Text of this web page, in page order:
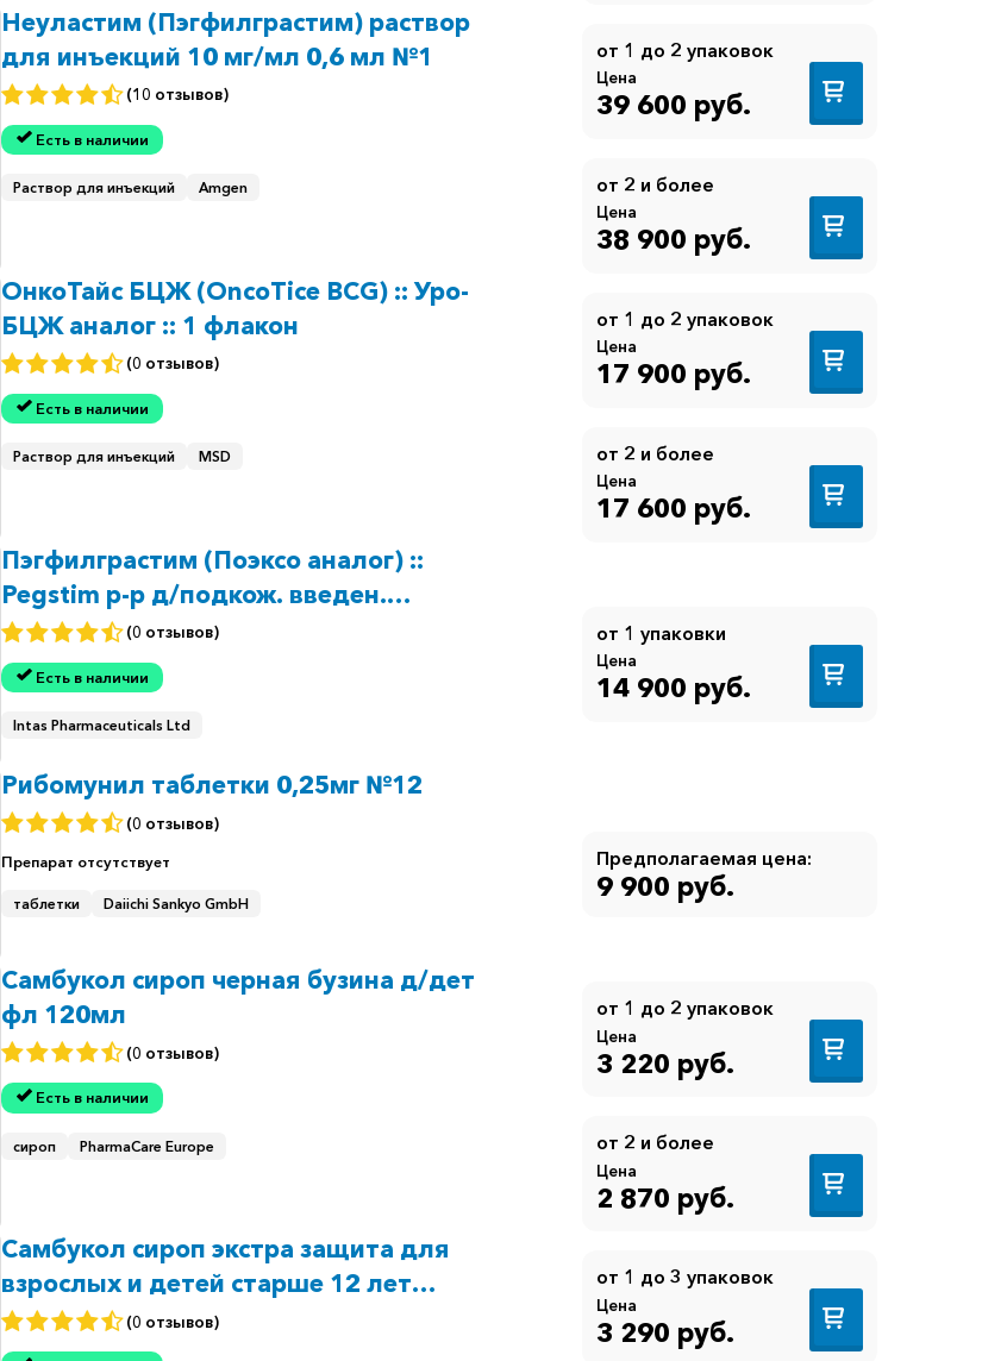
Неуластим (Пэгфилграстим) раствор
для инъекций 10 мг/мл 0,6 мл №1
(10 отзывов)
Есть в наличии
Раствор для инъекций Amgen
от 1 до 2 упаковок
Цена
39 600 руб.
от 2 и более
Цена
38 900 руб.
ОнкоТайс БЦЖ (OncoTice BCG) :: Уро-
БЦЖ аналог :: 1 флакон
(0 отзывов)
Есть в наличии
Раствор для инъекций MSD
от 1 до 2 упаковок
Цена
17 900 руб.
от 2 и более
Цена
17 600 руб.
Пэгфилграстим (Поэксо аналог) ::
Pegstim р-р д/подкож. введен.
6мг/0.6мл 1шт
(0 отзывов)
Есть в наличии
Intas Pharmaceuticals Ltd
от 1 упаковки
Цена
14 900 руб.
Рибомунил таблетки 0,25мг №12
(0 отзывов)
Препарат отсутствует
таблетки Daiichi Sankyo GmbH
Предполагаемая цена:
9 900 руб.
Самбукол сироп черная бузина д/дет
фл 120мл
(0 отзывов)
Есть в наличии
сироп PharmaCare Europe
от 1 до 2 упаковок
Цена
3 220 руб.
от 2 и более
Цена
2 870 руб.
Самбукол сироп экстра защита для
взрослых и детей старше 12 лет
(Sambucol Extra Defence) фл. 120мл
(0 отзывов)
от 1 до 3 упаковок
Цена
3 290 руб.